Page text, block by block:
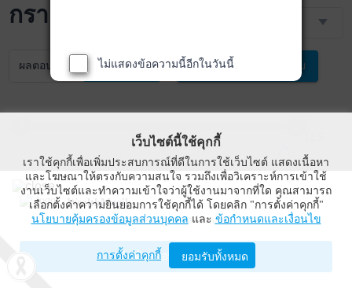
กราฟราคา NAV
ผลตอบแทน NAV เปรียบเทียบ
12.0
WealthMagik
Wealth Management System Limited
เปิดด้วยแอป WealthMagik
ไม่แสดงข้อความนี้อีกในวันนี้
เว็บไซต์นี้ใช้คุกกี้
เราใช้คุกกี้เพื่อเพิ่มประสบการณ์ที่ดีในการใช้เว็บไซต์ แสดงเนื้อหา
และโฆษณาให้ตรงกับความสนใจ รวมถึงเพื่อวิเคราะห์การเข้าใช้
งานเว็บไซต์และทำความเข้าใจว่าผู้ใช้งานมาจากที่ใด คุณสามารถ
เลือกตั้งค่าความยินยอมการใช้คุกกี้ได้ โดยคลิก "การตั้งค่าคุกกี้"
นโยบายคุ้มครองข้อมูลส่วนบุคคล และ ข้อกำหนดและเงื่อนไข
การตั้งค่าคุกกี้ ยอมรับทั้งหมด